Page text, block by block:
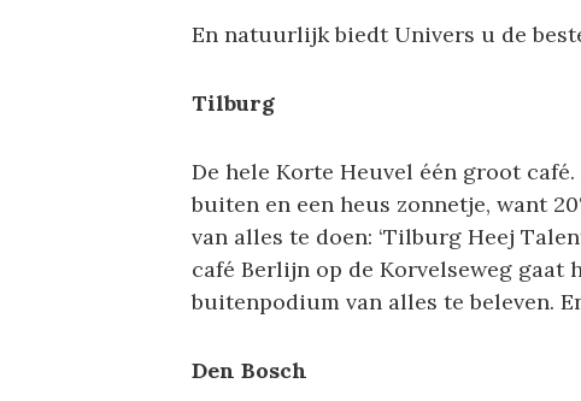
En natuurlijk biedt Univers u de
Tilburg
De hele Korte Heuvel één groot
buiten en een heus zonnetje, want
van alles te doen: ‘Tilburg Heej
café Berlijn op de Korvelseweg gaat
buitenpodium van alles te beleven.
Den Bosch